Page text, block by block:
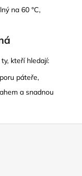
na 60 °C,
kteří hledají:
páteře,
a snadnou